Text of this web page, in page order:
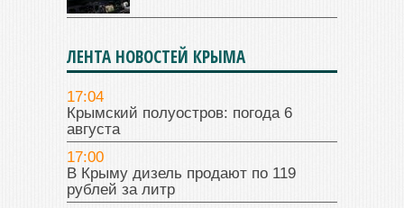
ЛЕНТА НОВОСТЕЙ КРЫМА
17:04
Крымский полуостров: погода 6
августа
17:00
В Крыму дизель продают по 119
рублей за литр